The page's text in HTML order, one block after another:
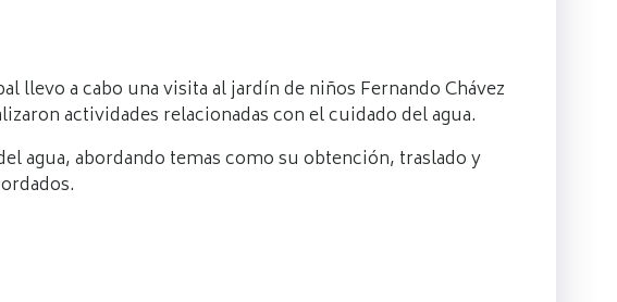
llevo a cabo una visita al jardín de niños Fernando Chávez
actividades relacionadas con el cuidado del agua.
agua, abordando temas como su obtención, traslado y